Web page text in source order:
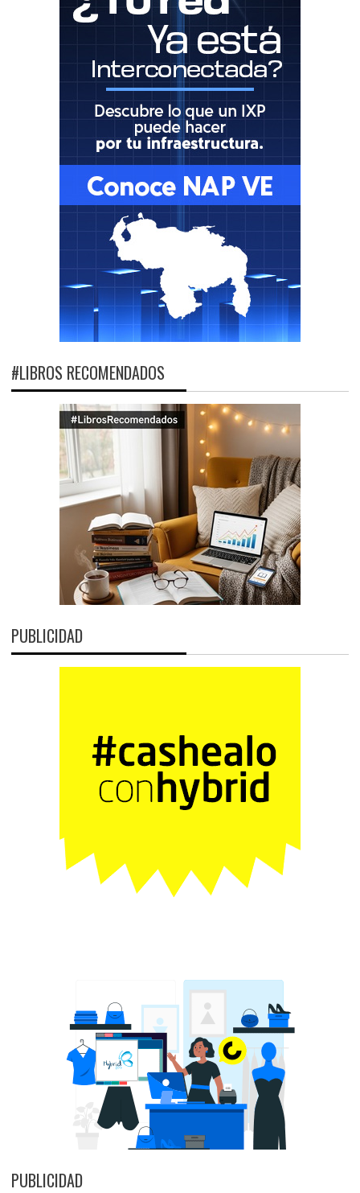
#LIBROS RECOMENDADOS
PUBLICIDAD
PUBLICIDAD